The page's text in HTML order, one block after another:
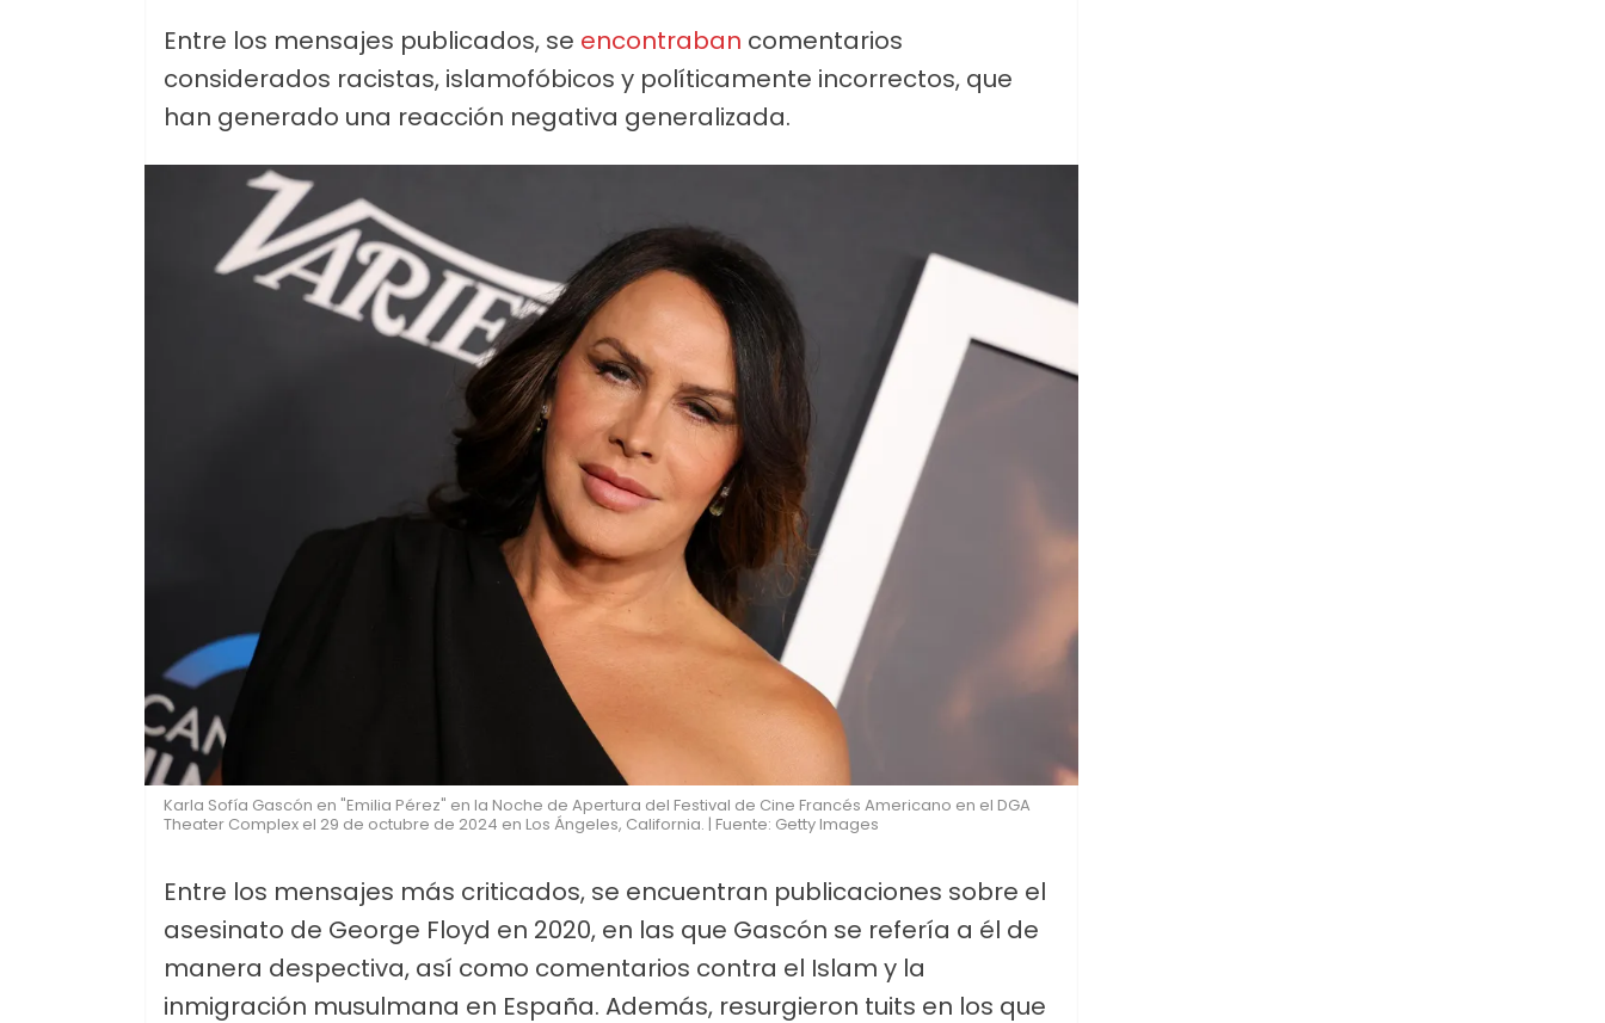
Entre los mensajes publicados, se encontraban comentarios
considerados racistas, islamofóbicos y políticamente incorrectos, que
han generado una reacción negativa generalizada.
Karla Sofía Gascón en "Emilia Pérez" en la Noche de Apertura del Festival de Cine Francés Americano en el DGA
Theater Complex el 29 de octubre de 2024 en Los Ángeles, California. | Fuente: Getty Images
Entre los mensajes más criticados, se encuentran publicaciones sobre el
asesinato de George Floyd en 2020, en las que Gascón se refería a él de
manera despectiva, así como comentarios contra el Islam y la
inmigración musulmana en España. Además, resurgieron tuits en los que